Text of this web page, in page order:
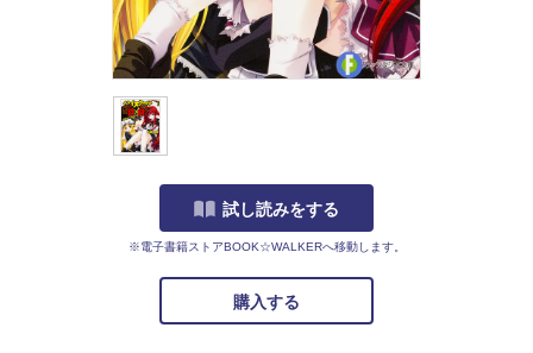
試し読みをする
※電子書籍ストアBOOK☆WALKERへ移動します。
購入する